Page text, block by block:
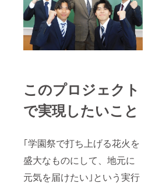
このプロジェクト
で実現したいこと
｢学園祭で打ち上げる花火を
盛大なものにして、地元に
元気を届けたい｣という実行